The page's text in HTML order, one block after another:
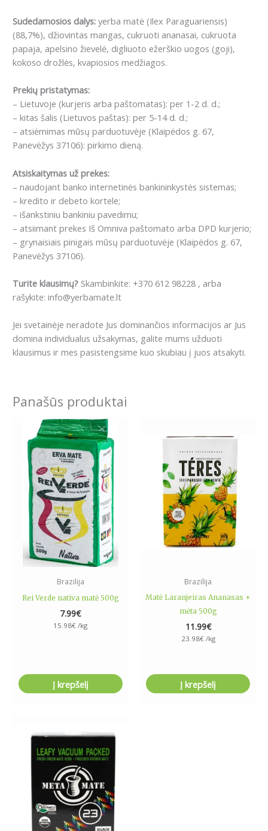
Sudedamosios dalys: yerba matė (Ilex Paraguariensis)
(88,7%), džiovintas mangas, cukruoti ananasai, cukruota
papaja, apelsino žievelė, digliuoto ežerškio uogos (goji),
kokoso drožlės, kvapiosios medžiagos.
Prekių pristatymas:
– Lietuvoje (kurjeris arba paštomatas): per 1-2 d. d.;
– kitas šalis (Lietuvos paštas): per 5-14 d. d.;
– atsiėmimas mūsų parduotuvėje (Klaipėdos g. 67,
Panevėžys 37106): pirkimo dieną.
Atsiskaitymas už prekes:
– naudojant banko internetinės bankininkystės sistemas;
– kredito ir debeto kortele;
– išankstiniu bankiniu pavedimu;
– atsiimant prekes Iš Omniva paštomato arba DPD kurjerio;
– grynaisiais pinigais mūsų parduotuvėje (Klaipėdos g. 67,
Panevėžys 37106).
Turite klausimų? Skambinkite: +370 612 98228 , arba
rašykite: info@yerbamate.lt
Jei svetainėje neradote Jus dominančios informacijos ar Jus
domina individualus užsakymas, galite mums užduoti
klausimus ir mes pasistengsime kuo skubiau į juos atsakyti.
Panašūs produktai
Brazilija
Rei Verde nativa matė 500g
7.99€
15.98€ /kg
Į krepšelį
Brazilija
Matė Laranjeiras Ananasas +
mėta 500g
11.99€
23.98€/kg
Į krepšelį